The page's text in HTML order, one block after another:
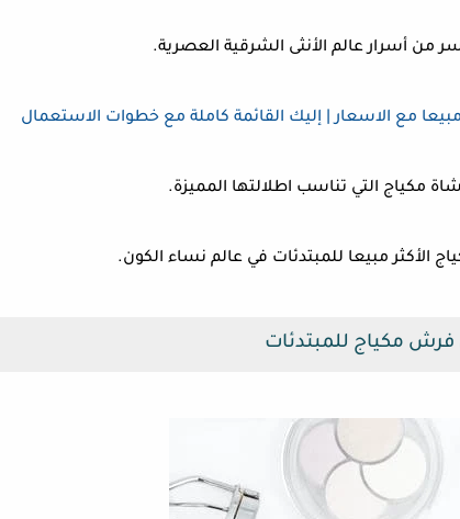
أسرار عالم الأنثى الشرقية العصرية.
مع الاسعار | إليك القائمة كاملة مع خطوات الاستعمال
مكياج التي تناسب اطلالتها المميزة.
مبيعا للمبتدئات في عالم نساء الكون.
مكياج للمبتدئات